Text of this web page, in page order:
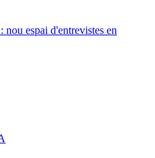
nou espai d'entrevistes en